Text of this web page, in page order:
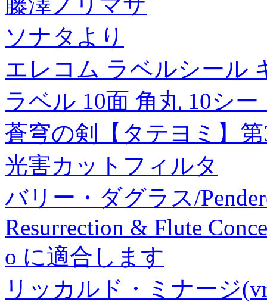
ソナタより
エレコム ラベルシール
ラベル 10面 角丸 10シー
蒼穹の剣【タテヨミ】第
光害カットフィルタ
バリー・ダグラス/
Resurrection & Flute
o に適合します
リッカルド・ミナージ